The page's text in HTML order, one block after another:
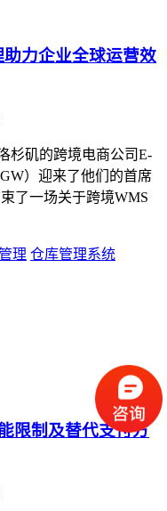
力企业全球运营效
杉矶的跨境电商公司E-
）迎来了他们的首席
了一场关于跨境WMS
理 仓库管理系统
限制及替代支付方